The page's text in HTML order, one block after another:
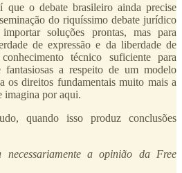
que o debate brasileiro ainda precise
do riquíssimo debate jurídico
soluções prontas, mas para
de expressão e da liberdade de
técnico suficiente para
fantasiosas a respeito de um modelo
os direitos fundamentais muito mais a
imagina por aqui.
quando isso produz conclusões
necessariamente a opinião da Free